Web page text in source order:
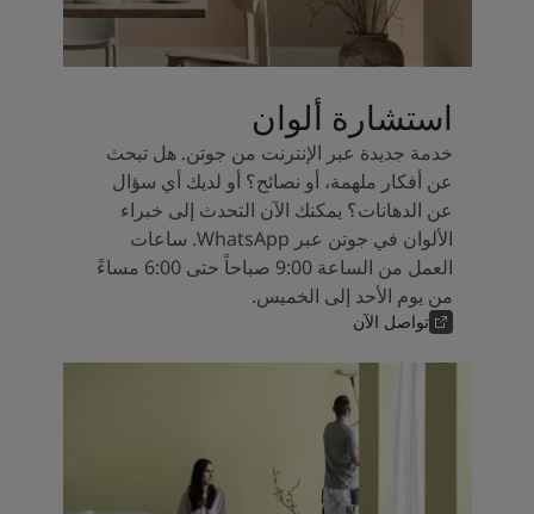
استشارة ألوان
خدمة جديدة عبر الإنترنت من جوتن. هل تبحث
عن أفكار ملهمة، أو نصائح؟ أو لديك أي سؤال
عن الدهانات؟ يمكنك الآن التحدث إلى خبراء
الألوان في جوتن عبر WhatsApp. ساعات
العمل من الساعة 9:00 صباحاً حتى 6:00 مساءً
من يوم الأحد إلى الخميس.
تواصل الآن